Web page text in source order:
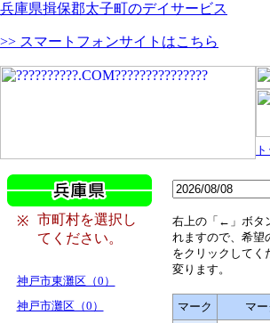
兵庫県揖保郡太子町のデイサービス
>> スマートフォンサイトはこちら
※
市町村を選択し
てください。
神戸市東灘区（0）
神戸市灘区（0）
右上の「←」ボタ
れますので、希望
をクリックしてく
変ります。
マーク マ